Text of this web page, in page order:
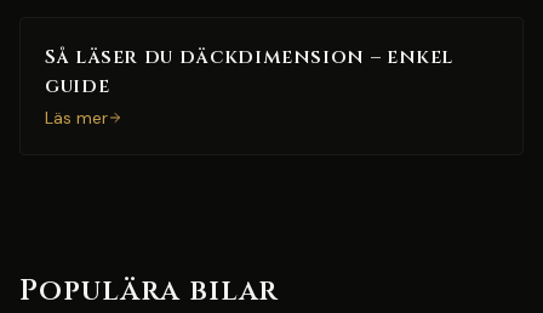
Så läser du däckdimension – enkel
guide
Läs mer
Populära bilar